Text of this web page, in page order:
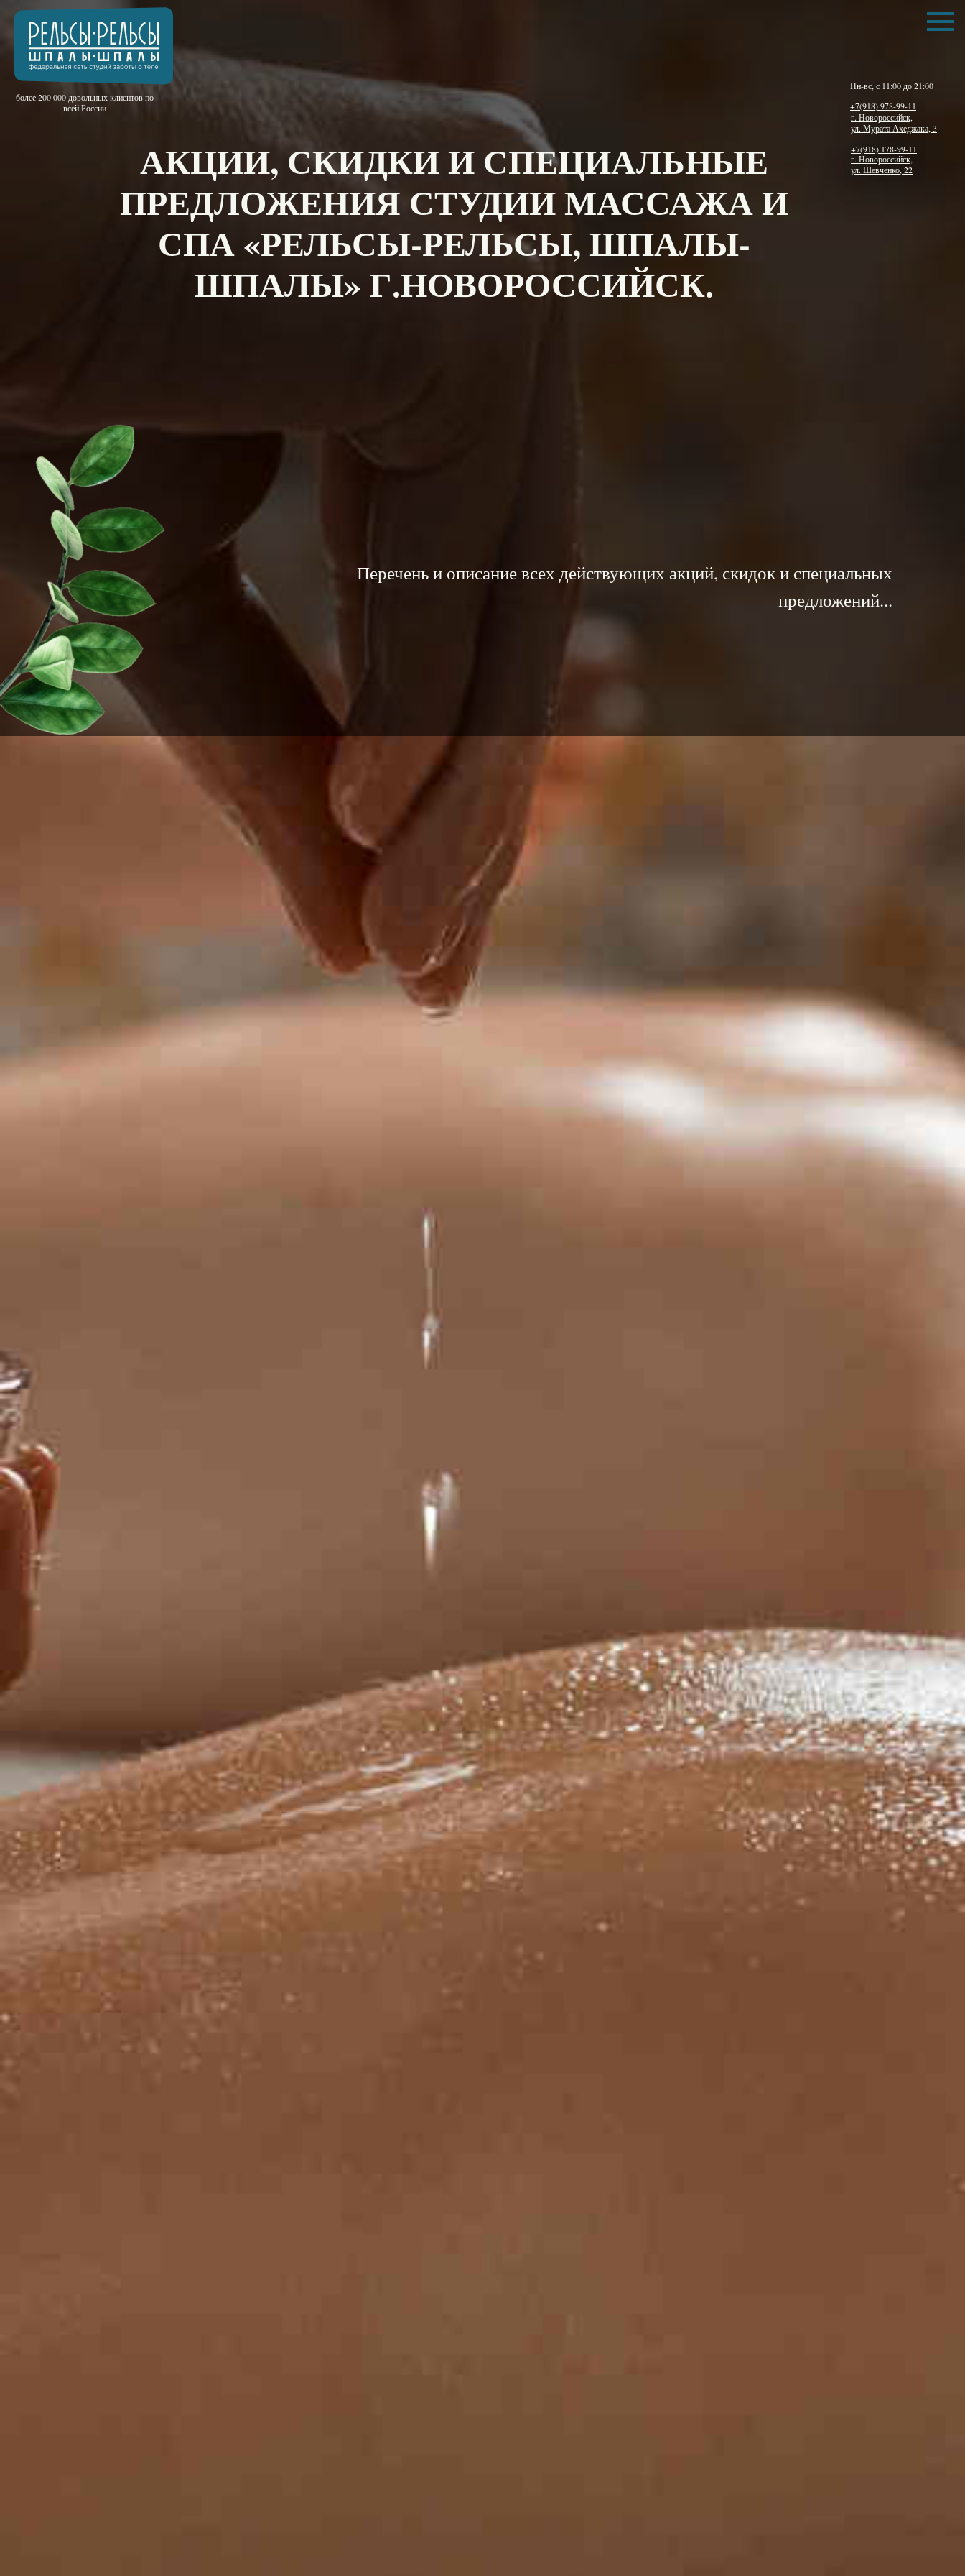
АКЦИИ, СКИДКИ И СПЕЦИАЛЬНЫЕ
ПРЕДЛОЖЕНИЯ СТУДИИ МАССАЖА И
СПА «РЕЛЬСЫ-РЕЛЬСЫ, ШПАЛЫ-
ШПАЛЫ» Г.НОВОРОССИЙСК.
более 200 000 довольных клиентов по
всей России
Перечень и описание всех действующих акций, скидок и специальных
предложений...
Пн-вс, с 11:00 до 21:00
+7(918) 978-99-11
г. Новороссийск,
ул. Мурата Ахеджака, 3
г. Новороссийск,
ул. Шевченко, 22
+7(918) 178-99-11